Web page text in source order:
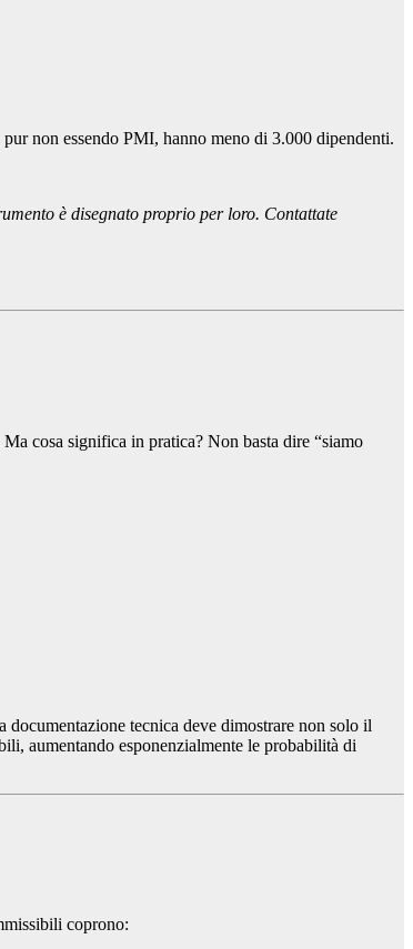
non essendo PMI, hanno meno di 3.000 dipendenti.
è disegnato proprio per loro. Contattate
cosa significa in pratica? Non basta dire “siamo
tecnica deve dimostrare non solo il
aumentando esponenzialmente le probabilità di
coprono: